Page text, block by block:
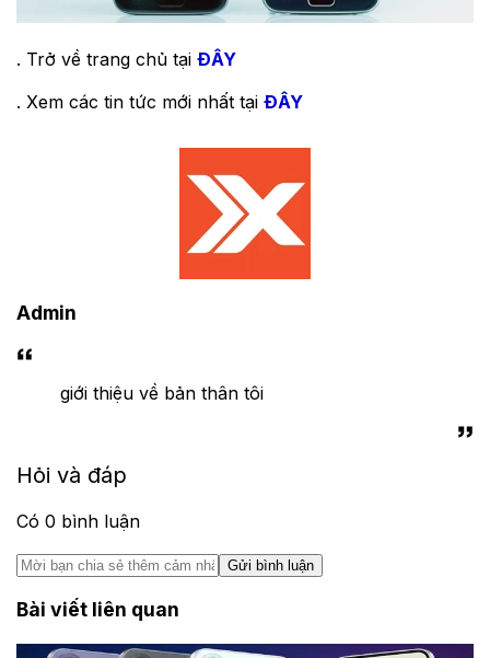
. Trở về trang chủ tại ĐÂY
. Xem các tin tức mới nhất tại ĐÂY
Admin
giới thiệu về bản thân tôi
Hỏi và đáp
Có 0 bình luận
Gửi bình luận
Bài viết liên quan